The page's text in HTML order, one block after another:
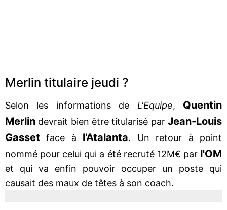
Merlin titulaire jeudi ?
Selon les informations de L'Equipe, Quentin
Merlin devrait bien être titularisé par Jean-Louis
Gasset face à l'Atalanta. Un retour à point
nommé pour celui qui a été recruté 12M€ par l'OM
et qui va enfin pouvoir occuper un poste qui
causait des maux de têtes à son coach.